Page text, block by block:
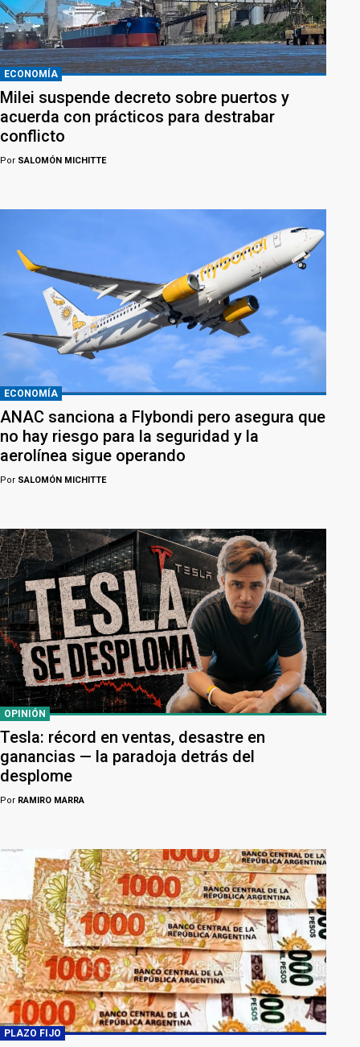
ECONOMÍA
Milei suspende decreto sobre puertos y
acuerda con prácticos para destrabar
conflicto
Por SALOMÓN MICHITTE
ECONOMÍA
ANAC sanciona a Flybondi pero asegura que
no hay riesgo para la seguridad y la
aerolínea sigue operando
Por SALOMÓN MICHITTE
OPINIÓN
Tesla: récord en ventas, desastre en
ganancias — la paradoja detrás del
desplome
Por RAMIRO MARRA
PLAZO FIJO